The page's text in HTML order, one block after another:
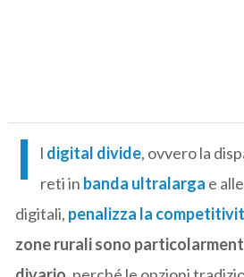
I l digital divide, ovvero la
reti in banda ultralarga e
digitali, penalizza la
zone rurali sono